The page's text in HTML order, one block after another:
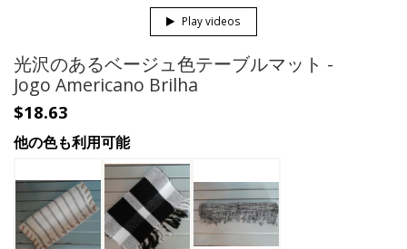
Play videos
光沢のあるベージュ色テーブルマット -
Jogo Americano Brilha
$18.63
他の色も利用可能